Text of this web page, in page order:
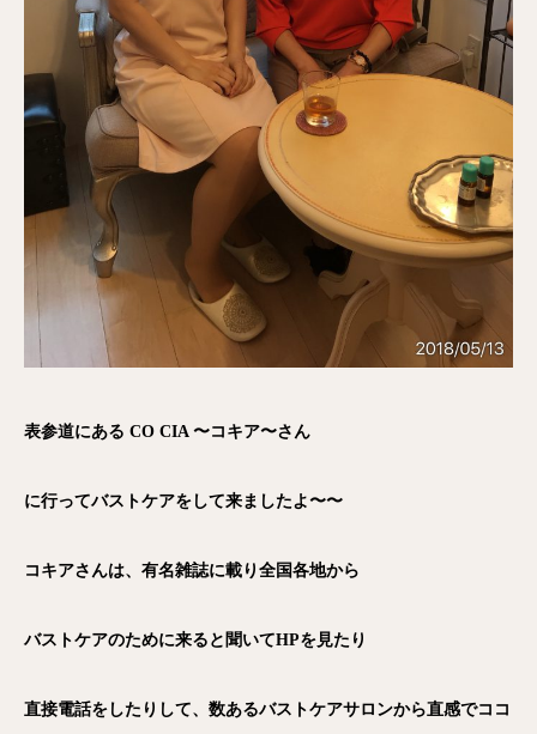
表参道にある CO CIA 〜コキア〜さん
に行ってバストケアをして来ましたよ〜〜
コキアさんは、有名雑誌に載り全国各地から
バストケアのために来ると聞いてHPを見たり
直接電話をしたりして、数あるバストケアサロンから直感でココ